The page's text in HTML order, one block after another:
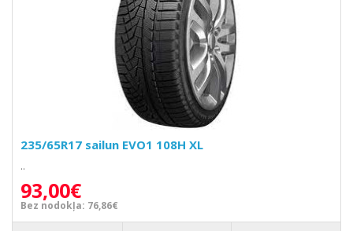
235/65R17 sailun EVO1 108H XL
..
93,00€
Bez nodokļa: 76,86€